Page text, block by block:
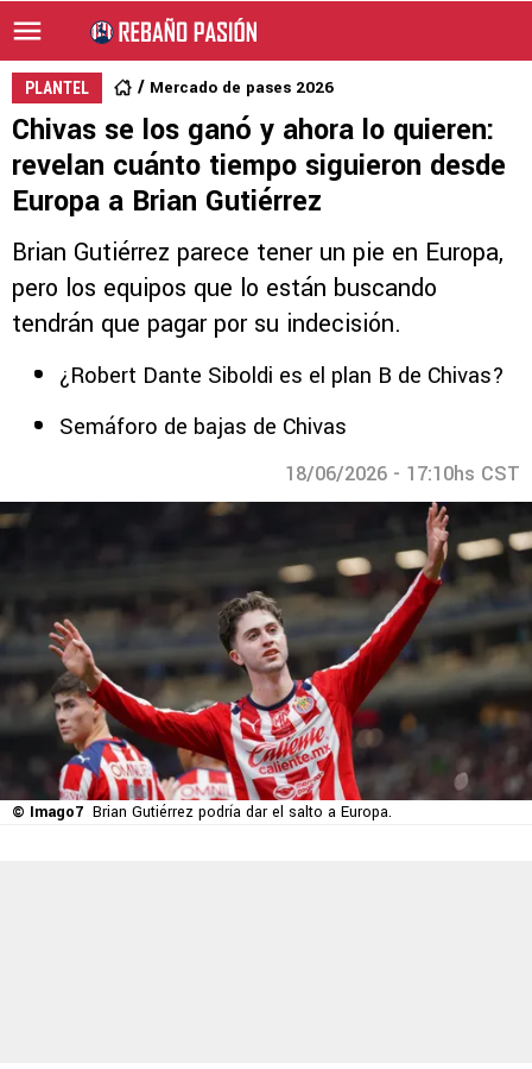
PLANTEL Mercado de pases 2026
Chivas se los ganó y ahora lo quieren:
revelan cuánto tiempo siguieron desde
Europa a Brian Gutiérrez
Brian Gutiérrez parece tener un pie en Europa,
pero los equipos que lo están buscando
tendrán que pagar por su indecisión.
¿Robert Dante Siboldi es el plan B de Chivas?
Semáforo de bajas de Chivas
18/06/2026 - 17:10hs CST
© Imago7 Brian Gutiérrez podría dar el salto a Europa.